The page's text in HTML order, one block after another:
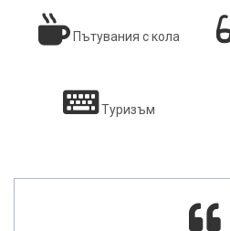
Пътувания с кола
Туризъм